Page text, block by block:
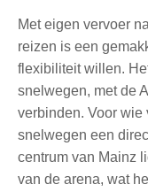
Met eigen vervoer
reizen is een
flexibiliteit willen.
snelwegen, met de
verbinden. Voor wie
snelwegen een
centrum van Mainz
van de arena, wat